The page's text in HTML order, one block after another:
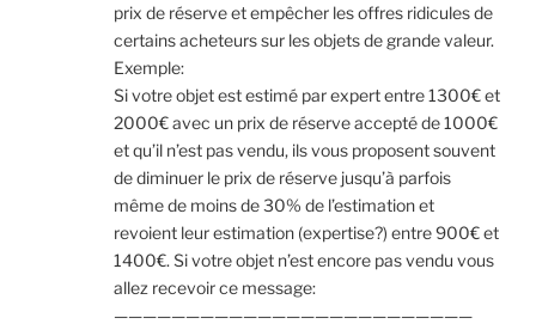
prix de réserve et empêcher les offres ridicules de
certains acheteurs sur les objets de grande valeur.
Exemple:
Si votre objet est estimé par expert entre 1300€ et
2000€ avec un prix de réserve accepté de 1000€
et qu’il n’est pas vendu, ils vous proposent souvent
de diminuer le prix de réserve jusqu’à parfois
même de moins de 30% de l’estimation et
revoient leur estimation (expertise?) entre 900€ et
1400€. Si votre objet n’est encore pas vendu vous
allez recevoir ce message:
—————————————————————————